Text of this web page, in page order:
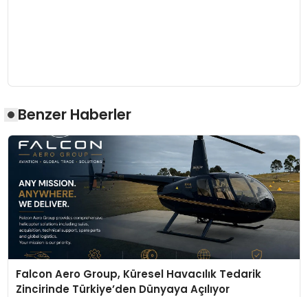
Benzer Haberler
Falcon Aero Group, Küresel Havacılık Tedarik
Zincirinde Türkiye’den Dünyaya Açılıyor